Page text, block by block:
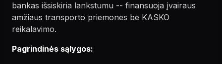
bankas išsiskiria lankstumu -- finansuoja įvairaus
amžiaus transporto priemones be KASKO
reikalavimo.
Pagrindinės sąlygos: